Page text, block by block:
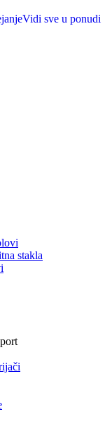
Vidi sve u ponudi
stakla